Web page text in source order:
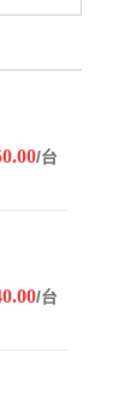
/台
/台